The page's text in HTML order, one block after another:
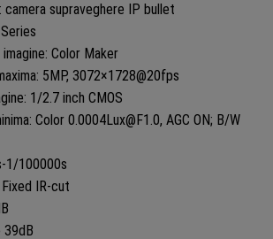
camera supraveghere IP bullet
Color Maker
5MP, 3072×1728@20fps
1/2.7 inch CMOS
Color 0.0004Lux@F1.0, AGC ON; B/W
1/100000s
IR-cut